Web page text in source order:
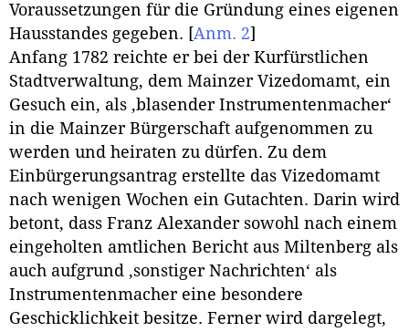
Voraussetzungen für die Gründung eines eigenen
Hausstandes gegeben. [Anm. 2]
Anfang 1782 reichte er bei der Kurfürstlichen
Stadtverwaltung, dem Mainzer Vizedomamt, ein
Gesuch ein, als ‚blasender Instrumentenmacher‘
in die Mainzer Bürgerschaft aufgenommen zu
werden und heiraten zu dürfen. Zu dem
Einbürgerungsantrag erstellte das Vizedomamt
nach wenigen Wochen ein Gutachten. Darin wird
betont, dass Franz Alexander sowohl nach einem
eingeholten amtlichen Bericht aus Miltenberg als
auch aufgrund ‚sonstiger Nachrichten‘ als
Instrumentenmacher eine besondere
Geschicklichkeit besitze. Ferner wird dargelegt,